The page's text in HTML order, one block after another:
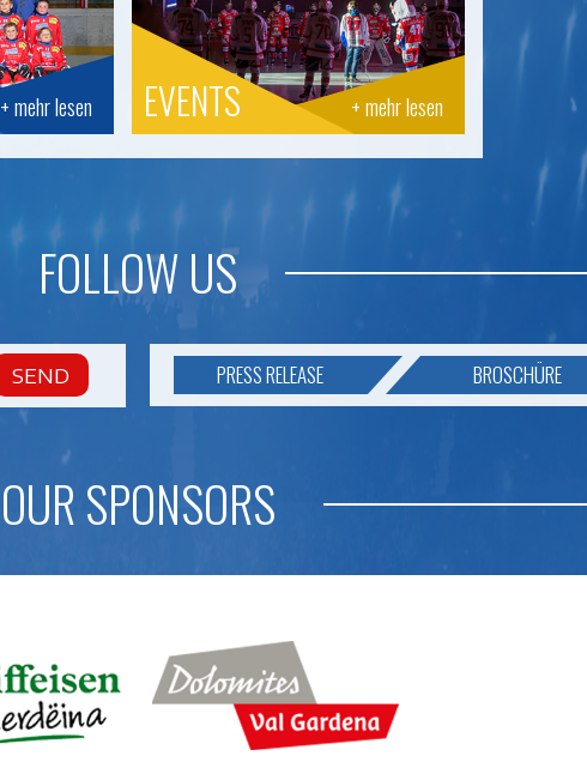
+ mehr lesen + mehr lesen
EVENTS
FOLLOW US
SEND PRESS RELEASE BROSCHÜRE
OUR SPONSORS